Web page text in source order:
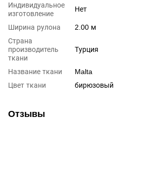
Индивидуальное
изготовление
Нет
Ширина рулона
2.00 м
Страна
производитель
ткани
Турция
Название ткани
Malta
Цвет ткани
бирюзовый
Отзывы